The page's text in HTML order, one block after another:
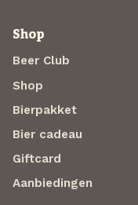
Shop
Beer Club
Shop
Bierpakket
Bier cadeau
Giftcard
Aanbiedingen